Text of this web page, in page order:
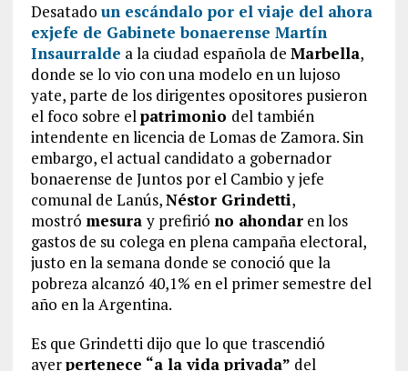
Desatado un escándalo por el viaje del ahora
exjefe de Gabinete bonaerense Martín
Insaurralde a la ciudad española de Marbella,
donde se lo vio con una modelo en un lujoso
yate, parte de los dirigentes opositores pusieron
el foco sobre elpatrimonio del también
intendente en licencia de Lomas de Zamora. Sin
embargo, el actual candidato a gobernador
bonaerense de Juntos por el Cambio y jefe
comunal de Lanús,Néstor Grindetti,
mostró mesuray prefirió no ahondaren los
gastos de su colega en plena campaña electoral,
justo en la semana donde se conoció que la
pobreza alcanzó 40,1% en el primer semestre del
año en la Argentina.
Es que Grindetti dijo que lo que trascendió
ayerpertenece “a la vida privada” del